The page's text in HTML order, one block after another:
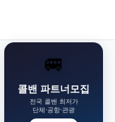
🚐
콜밴 파트너모집
전국 콜밴 최저가
단체·공항·관광